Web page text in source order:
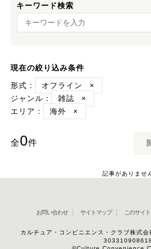
キーワード検索
キーワード検索
現在の絞り込み条件
形式：
オフライン
×
ジャンル：
雑誌
×
エリア：
海外 ×
全0件
記事がありませ
お問い合わせ サイトマップ このサイ
カルチュア・コンビニエンス・クラブ株